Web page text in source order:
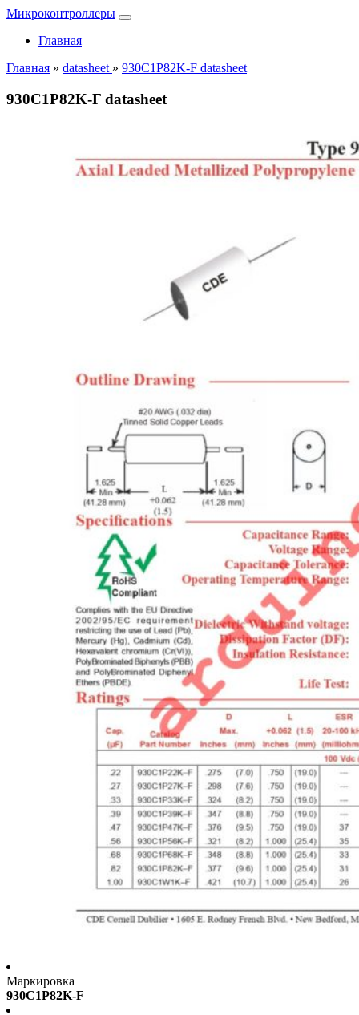
Микроконтроллеры
Главная
Главная » datasheet » 930C1P82K-F datasheet
930C1P82K-F datasheet
Маркировка
930C1P82K-F